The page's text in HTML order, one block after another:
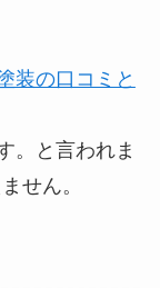
装の口コミと
。と言われま
せん。